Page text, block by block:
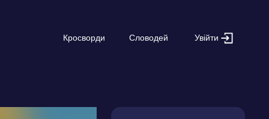
Кросворди Словодей Увійти